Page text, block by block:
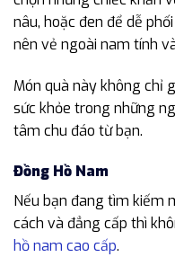
nâu, hoặc đen để dễ
nên vẻ ngoài nam tính
Món quà này không chỉ
sức khỏe trong những
tâm chu đáo từ bạn.
Đồng Hồ Nam
Nếu bạn đang tìm kiếm
cách và đẳng cấp thì
hồ nam cao cấp.